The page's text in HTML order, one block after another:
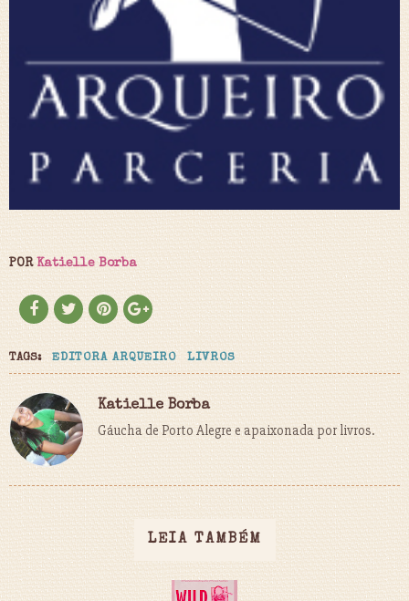
PORKatielle Borba
TAGS: EDITORA ARQUEIRO LIVROS
Katielle Borba
Gáucha de Porto Alegre e apaixonada por livros.
LEIA TAMBÉM